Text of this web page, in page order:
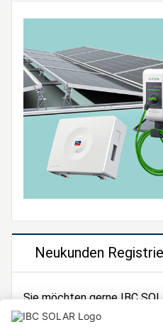
Neukunden
Sie möchten gerne IBC
Dann registrieren Sie sich